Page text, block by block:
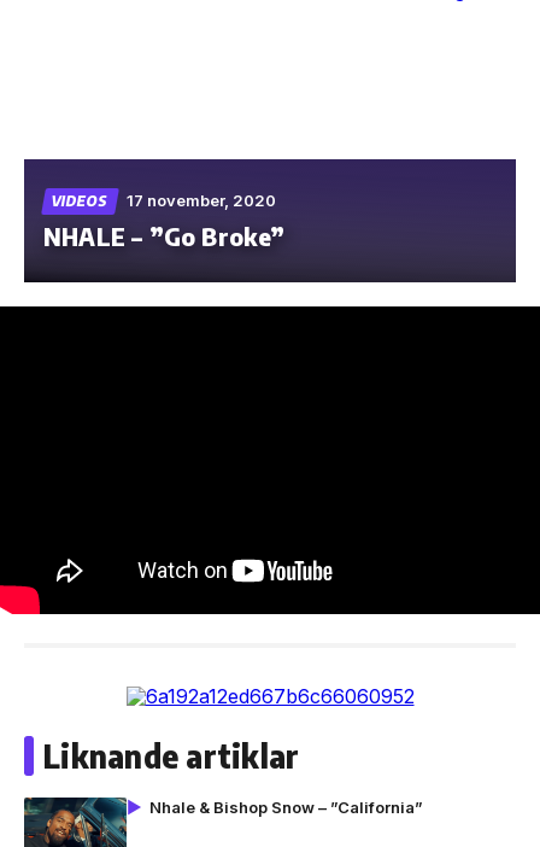
content
VIDEOS 17 november, 2020
NHALE – ”Go Broke”
Liknande artiklar
Nhale & Bishop Snow – ”California”